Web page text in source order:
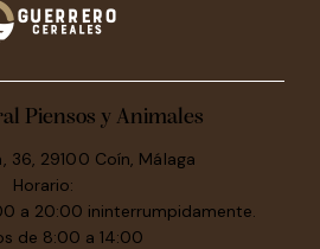
Piensos y Animales
36, 29100 Coín, Málaga
Horario:
a 20:00 ininterrumpidamente.
de 8:00 a 14:00